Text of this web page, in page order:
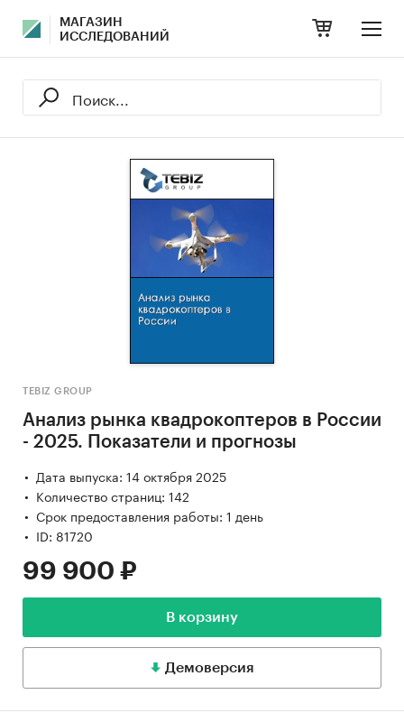
МАГАЗИН
ИССЛЕДОВАНИЙ
TEBIZ GROUP
Анализ рынка квадрокоптеров в России
- 2025. Показатели и прогнозы
Дата выпуска: 14 октября 2025
Количество страниц: 142
Срок предоставления работы: 1 день
ID: 81720
99 900 ₽
В корзину
Демоверсия